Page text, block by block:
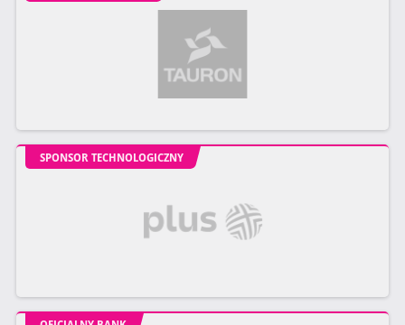
SPONSOR TECHNOLOGICZNY